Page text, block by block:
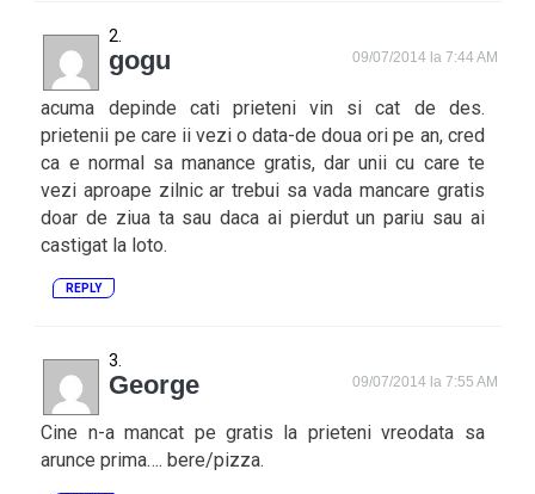
gogu 09/07/2014 la 7:44 AM
acuma depinde cati prieteni vin si cat de des.
prietenii pe care ii vezi o data-de doua ori pe an, cred
ca e normal sa manance gratis, dar unii cu care te
vezi aproape zilnic ar trebui sa vada mancare gratis
doar de ziua ta sau daca ai pierdut un pariu sau ai
castigat la loto.
REPLY
George 09/07/2014 la 7:55 AM
Cine n-a mancat pe gratis la prieteni vreodata sa
arunce prima…. bere/pizza.